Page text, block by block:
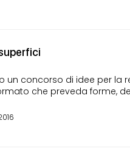
un concorso di idee per la
che preveda forme,